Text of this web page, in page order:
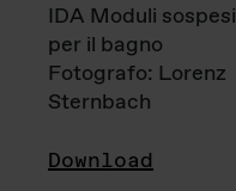
IDA Moduli sospesi
per il bagno
Fotografo: Lorenz
Sternbach
Download